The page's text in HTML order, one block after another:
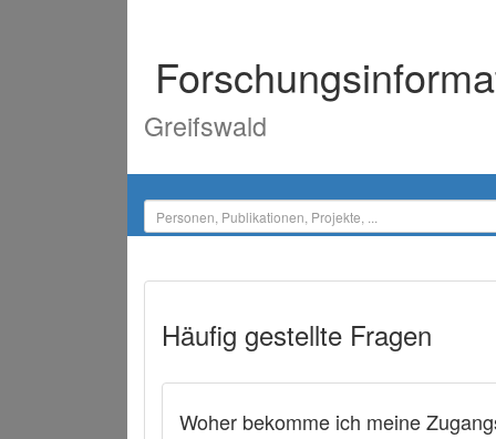
Greifswald
Häufig gestellte Fragen
Woher bekomme ich meine